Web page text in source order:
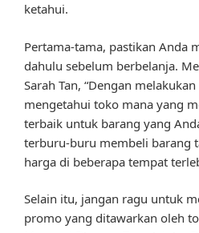
ketahui.
Pertama-tama, pastikan Anda
dahulu sebelum berbelanja.
Sarah Tan, “Dengan
mengetahui toko mana yang
terbaik untuk barang yang
terburu-buru membeli barang
harga di beberapa tempat
Selain itu, jangan ragu untuk
promo yang ditawarkan oleh